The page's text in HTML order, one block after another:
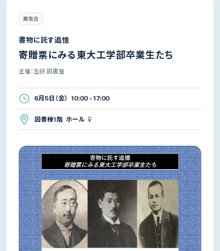
展覧会
書物に託す追憶
寄贈票にみる東大工学部卒業生たち
主催：生研 図書室
6月5日（金） 10:00 - 17:00
図書棟1階 ホール